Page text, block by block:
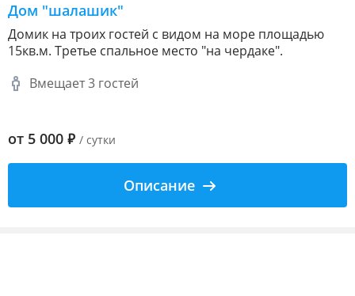
Дом "шалашик"
Домик на троих гостей с видом на море площадью
15кв.м. Третье спальное место "на чердаке".
Вмещает 3 гостей
от 5 000 ₽ / сутки
Описание